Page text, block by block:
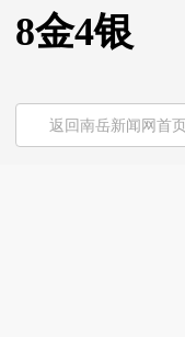
8金4银
返回南岳新闻网首页